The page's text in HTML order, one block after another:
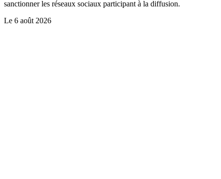
sanctionner les réseaux sociaux participant à la diffusion.
Le 6 août 2026